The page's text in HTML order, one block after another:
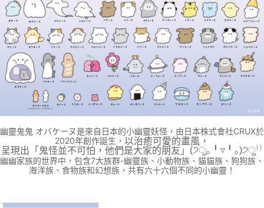
是否繳費成功／繳費後需取消欲退款等相關疑問，請聯繫「AFTEE先享後付
客戶支援中心」https://netprotections.freshdesk.com/support/home
【注意事項】
１．透過由恩沛科技股份有限公司提供之「AFTEE先享後付」服務完成之交
易，需依本服務之必要範圍內提供個人資料，並將交易相關給付款項請求債
權轉讓予恩沛科技股份有限公司。
２．關於個人資料處理事宜，請瀏覽以下網址：
https://aftee.tw/terms/#terms3
３．未成年的使用者請事先徵得法定代理人或監護人之同意方可使用
「AFTEE先享後付」，若未經同意申辦者引起之損失，本公司不負相關責
４．使用「AFTEE先享後付」時，將依據個別帳號之用戶狀況，依本公司即
時審查核予不同之上限額度；若仍有額度不足之情形，本公司將視審查結果
請求用戶進行身份認證。
５．嚴禁一人註冊多個帳號或使用他人資訊註冊。若發現惡意使用之情形，
恩沛科技股份有限公司將有權停止該用戶之使用額度並採取法律行動。
每筆NT$70，滿NT$899(含以上)免運費
宅配
每筆NT$80，滿NT$899(含以上)免運費
幽靈鬼鬼 オバケーヌ是來自日本的小幽靈妖怪，由日本株式會社CRUX於
2020年創作誕生， 以治癒可愛的畫風，
呈現出「鬼怪並不可怕，他們是大家的朋友」
(੭ु｡╹▿╹｡)੭ु⁾⁾
幽幽家族的世界中，包含7大族群-幽靈族、小動物族、貓貓族、狗狗族、
海洋族、食物族和幻想族，共有六十六個不同的小幽靈！